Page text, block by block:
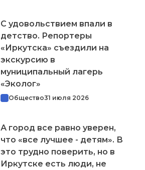
С удовольствием впали в
детство. Репортеры
«Иркутска» съездили на
экскурсию в
муниципальный лагерь
«Эколог»
Общество31 июля 2026
А город все равно уверен,
что «все лучшее - детям». В
это трудно поверить, но в
Иркутске есть люди, не